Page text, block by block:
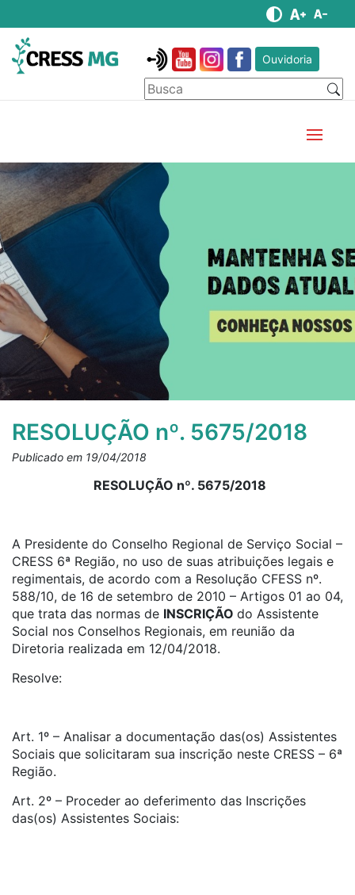
Ouvidoria
RESOLUÇÃO nº. 5675/2018
Publicado em 19/04/2018
RESOLUÇÃO nº. 5675/2018
A Presidente do Conselho Regional de Serviço Social –
CRESS 6ª Região, no uso de suas atribuições legais e
regimentais, de acordo com a Resolução CFESS nº.
588/10, de 16 de setembro de 2010 – Artigos 01 ao 04,
que trata das normas de INSCRIÇÃO do Assistente
Social nos Conselhos Regionais, em reunião da
Diretoria realizada em 12/04/2018.
Resolve:
Art. 1º – Analisar a documentação das(os) Assistentes
Sociais que solicitaram sua inscrição neste CRESS – 6ª
Região.
Art. 2º – Proceder ao deferimento das Inscrições
das(os) Assistentes Sociais: